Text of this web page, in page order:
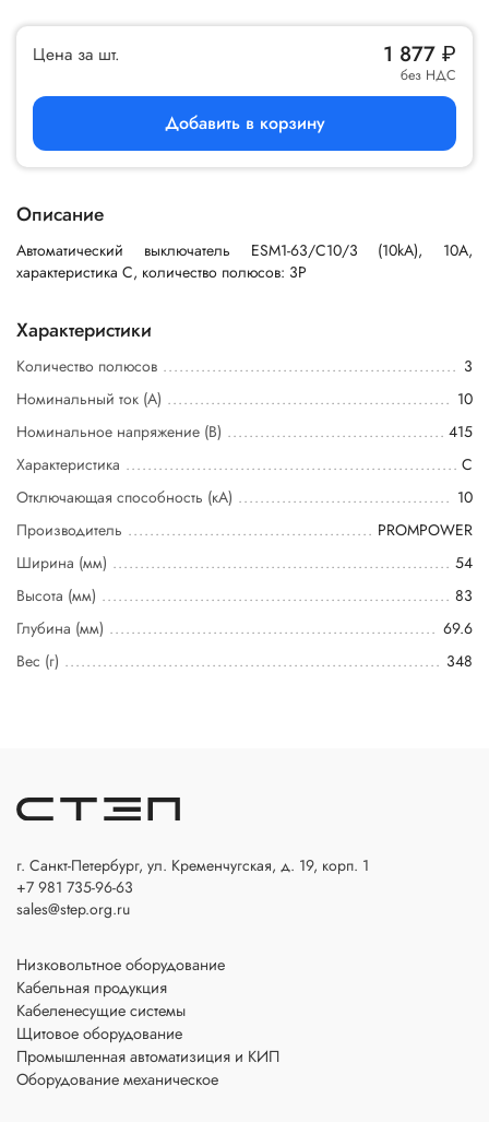
Цена за шт. 1 877 ₽
без НДС
Добавить в корзину
Описание
Автоматический выключатель ESM1-63/C10/3 (10kA), 10A,
характеристика C, количество полюсов: 3P
Характеристики
Количество полюсов
3
Номинальный ток (А)
10
Номинальное напряжение (В)
415
Характеристика
C
Отключающая способность (кА)
10
Производитель
PROMPOWER
Ширина (мм)
54
Высота (мм)
83
Глубина (мм)
69.6
Вес (г)
348
г. Санкт-Петербург, ул. Кременчугская, д. 19, корп. 1
+7 981 735-96-63
sales@step.org.ru
Низковольтное оборудование
Кабельная продукция
Кабеленесущие системы
Щитовое оборудование
Промышленная автоматизиция и КИП
Оборудование механическое